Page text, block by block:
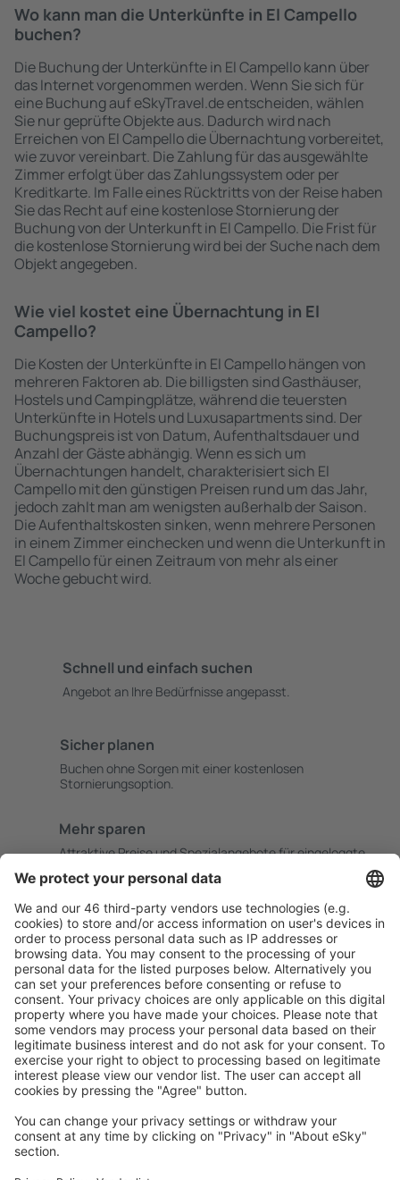
Wo kann man die Unterkünfte in El Campello
buchen?
Die Buchung der Unterkünfte in El Campello kann über
das Internet vorgenommen werden. Wenn Sie sich für
eine Buchung auf eSkyTravel.de entscheiden, wählen
Sie nur geprüfte Objekte aus. Dadurch wird nach
Erreichen von El Campello die Übernachtung vorbereitet,
wie zuvor vereinbart. Die Zahlung für das ausgewählte
Zimmer erfolgt über das Zahlungssystem oder per
Kreditkarte. Im Falle eines Rücktritts von der Reise haben
Sie das Recht auf eine kostenlose Stornierung der
Buchung von der Unterkunft in El Campello. Die Frist für
die kostenlose Stornierung wird bei der Suche nach dem
Objekt angegeben.
Wie viel kostet eine Übernachtung in El
Campello?
Die Kosten der Unterkünfte in El Campello hängen von
mehreren Faktoren ab. Die billigsten sind Gasthäuser,
Hostels und Campingplätze, während die teuersten
Unterkünfte in Hotels und Luxusapartments sind. Der
Buchungspreis ist von Datum, Aufenthaltsdauer und
Anzahl der Gäste abhängig. Wenn es sich um
Übernachtungen handelt, charakterisiert sich El
Campello mit den günstigen Preisen rund um das Jahr,
jedoch zahlt man am wenigsten außerhalb der Saison.
Die Aufenthaltskosten sinken, wenn mehrere Personen
in einem Zimmer einchecken und wenn die Unterkunft in
El Campello für einen Zeitraum von mehr als einer
Woche gebucht wird.
Schnell und einfach suchen
Angebot an Ihre Bedürfnisse angepasst.
Sicher planen
Buchen ohne Sorgen mit einer kostenlosen
Stornierungsoption.
Mehr sparen
Attraktive Preise und Spezialangebote für eingeloggte
Unterkünfte, die Sie mögen
Wählen Sie aus über 1,3 Millionen Unterkünften: Hotels,
Hütten, Apartments und andere.
Meist gesuchte Unterkünfte von eSky Nutzern
Unterkünfte in Spanien - Beliebte Städte
Unterkunft in Malaga Unterkunft in Mijas
Unterkunft in Madrid Unterkunft in Marbella